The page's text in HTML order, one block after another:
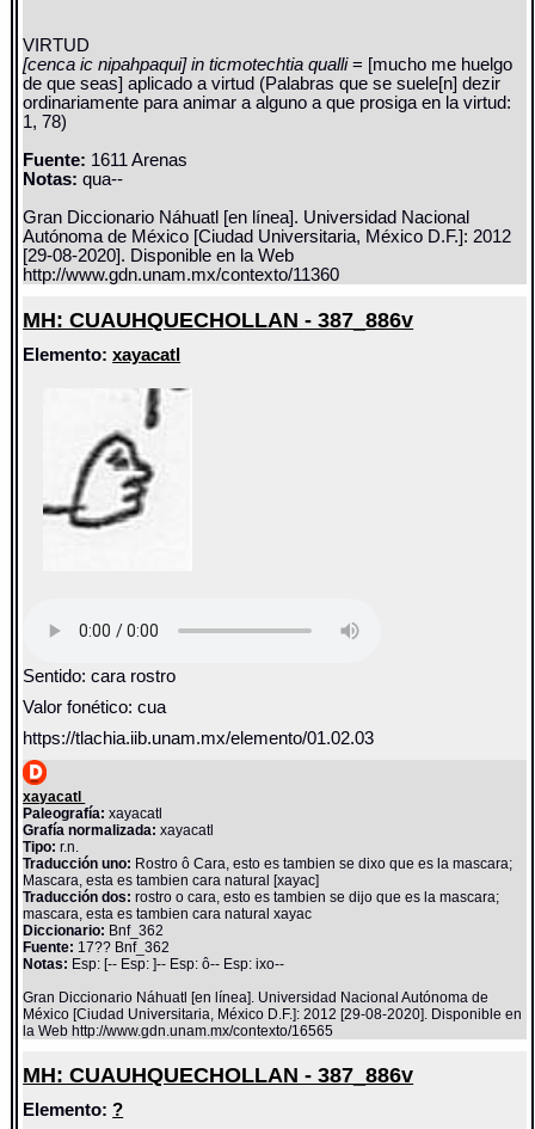
VIRTUD
[cenca ic nipahpaqui] in ticmotechtia qualli= [mucho me huelgo
de que seas] aplicado a virtud (Palabras que se suele[n] dezir
ordinariamente para animar a alguno a que prosiga en la virtud:
1, 78)
Fuente: 1611 Arenas
Notas: qua--
Gran Diccionario Náhuatl [en línea]. Universidad Nacional
Autónoma de México [Ciudad Universitaria, México D.F.]: 2012
[29-08-2020]. Disponible en la Web
http://www.gdn.unam.mx/contexto/11360
MH: CUAUHQUECHOLLAN - 387_886v
Elemento:xayacatl
Sentido: cara rostro
Valor fonético: cua
https://tlachia.iib.unam.mx/elemento/01.02.03
xayacatl
Paleografía: xayacatl
Grafía normalizada: xayacatl
Tipo: r.n.
Traducción uno: Rostro ô Cara, esto es tambien se dixo que es la mascara;
Mascara, esta es tambien cara natural [xayac]
Traducción dos: rostro o cara, esto es tambien se dijo que es la mascara;
mascara, esta es tambien cara natural xayac
Diccionario: Bnf_362
Fuente: 17?? Bnf_362
Notas: Esp: [-- Esp: ]-- Esp: ô-- Esp: ixo--
Gran Diccionario Náhuatl [en línea]. Universidad Nacional Autónoma de
México [Ciudad Universitaria, México D.F.]: 2012 [29-08-2020]. Disponible en
la Web http://www.gdn.unam.mx/contexto/16565
MH: CUAUHQUECHOLLAN - 387_886v
Elemento:?